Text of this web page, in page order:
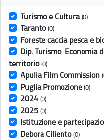
Turismo e Cultura (0)
Taranto (0)
Foreste caccia pesca e
Dip. Turismo, Economia
territorio (0)
Apulia Film Commission
Puglia Promozione (0)
2024 (0)
2025 (0)
Istituzione e
Debora Ciliento (0)